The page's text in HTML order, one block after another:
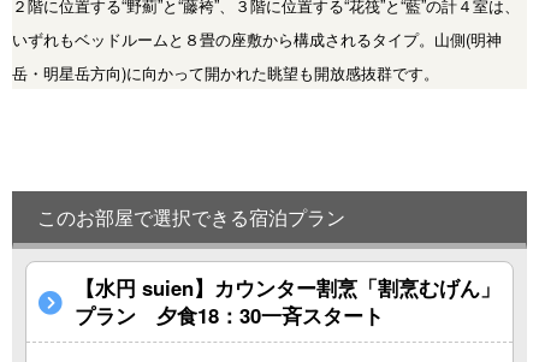
u
s
２階に位置する“野薊”と“藤袴”、３階に位置する“花筏”と“藍”の計４室は、
いずれもベッドルームと８畳の座敷から構成されるタイプ。山側(明神
岳・明星岳方向)に向かって開かれた眺望も開放感抜群です。
このお部屋で選択できる宿泊プラン
【水円 suien】カウンター割烹「割烹むげん」
プラン 夕食18：30一斉スタート